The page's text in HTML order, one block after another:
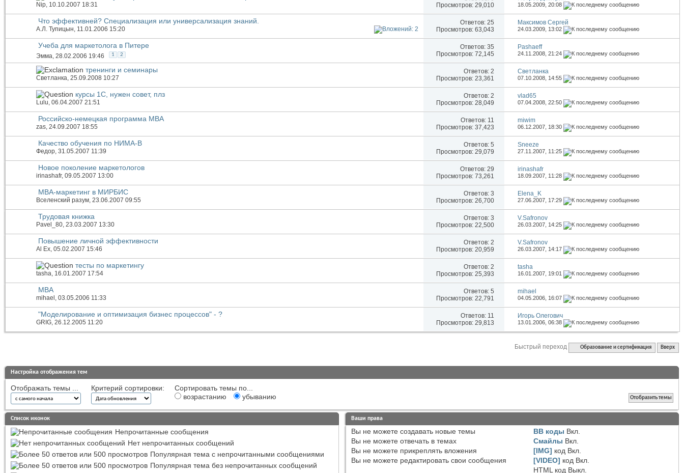
Nip, 10.10.2007 18:31
Просмотров: 29,010
18.05.2009,20:08
Что эффективней? Специализация или универсализация знаний.
А.Л. Тупицын, 11.01.2006 15:20
Ответов: 25
Просмотров: 63,043
Максимов Сергей
24.03.2009, 13:02
Учеба для маркетолога в Питере
Эмма, 28.02.2006 19:46 1 2
Ответов: 35
Просмотров: 72,145
Pashaeff
24.11.2008,21:24
тренинги и семинары
Светланка, 25.09.2008 10:27
Ответов: 2
Просмотров: 23,361
Светланка
07.10.2008, 14:55
курсы 1С, нужен совет, плз
Lulu, 06.04.2007 21:51
Ответов: 2
Просмотров: 28,049
vlad65
07.04.2008,22:50
Российско-немецкая программа MBA
zas, 24.09.2007 18:55
Ответов: 11
Просмотров: 37,423
miwim
06.12.2007, 18:30
Качество обучения по НИМА-В
Федор, 31.05.2007 11:39
Ответов: 5
Просмотров: 29,079
Sneeze
27.11.2007, 11:25
Новое поколение маркетологов
irinashafr, 09.05.2007 13:00
Ответов: 29
Просмотров: 73,261
irinashafr
18.09.2007, 11:28
МВА-маркетинг в МИРБИС
Вселенский разум, 23.06.2007 09:55
Ответов: 3
Просмотров: 26,700
Elena_K
27.06.2007, 17:29
Трудовая книжка
Pavel_80, 23.03.2007 13:30
Ответов: 3
Просмотров: 22,500
V.Safronov
26.03.2007, 14:25
Повышение личной эффективности
Al Ex, 05.02.2007 15:46
Ответов: 2
Просмотров: 20,959
V.Safronov
26.03.2007, 14:17
тесты по маркетингу
tasha, 16.01.2007 17:54
Ответов: 2
Просмотров: 25,393
tasha
16.01.2007, 19:01
МВА
mihael , 03.05.2006 11:33
Ответов: 5
Просмотров: 22,791
mihael
04.05.2006, 16:07
"Моделирование и оптимизация бизнес процессов" - ?
GRIG, 26.12.2005 11:20
Ответов: 11
Просмотров: 29,813
Игорь Олегович
13.01.2006,06:38
Быстрый переход Образование и сертификация Вверх
Настройка отображения тем
Отображать темы ... Критерий сортировки:
Сортировать темы по...
возрастанию
убыванию
Список иконок
Непрочитанные сообщения
Нет непрочитанных сообщений
Популярная тема с непрочитанными сообщениями
Популярная тема без непрочитанных сообщений
Ваши права
Вы не можетесоздавать новые темы
Вы не можетеотвечать в темах
Вы не можетеприкреплять вложения
Вы не можетередактировать свои сообщения
BB коды Вкл.
Смайлы Вкл.
[IMG] код Вкл.
[VIDEO] код Вкл.
HTML код Выкл.